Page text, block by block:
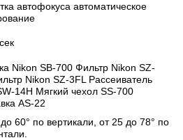
автофокуса автоматическое
Nikon SB-700 Фильтр Nikon SZ-
Nikon SZ-3FL Рассеиватель
14H Мягкий чехол SS-700
AS-22
60° по вертикали, от 25 до 78° по